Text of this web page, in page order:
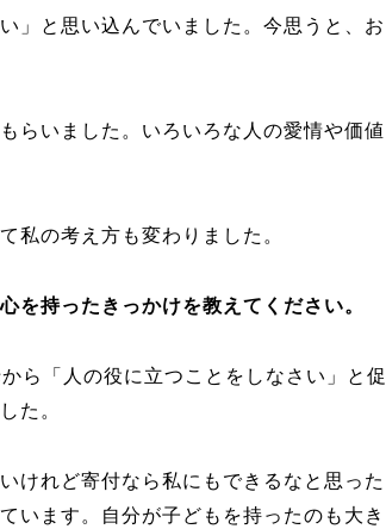
」と思い込んでいました。今思うと、お
らいました。いろいろな人の愛情や価値
私の考え方も変わりました。
持ったきっかけを教えてください。
ら「人の役に立つことをしなさい」と促
た。
けれど寄付なら私にもできるなと思った
います。自分が子どもを持ったのも大き